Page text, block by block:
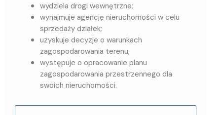
wydziela drogi wewnętrzne;
wynajmuje agencję nieruchomości w celu
sprzedaży działek;
uzyskuje decyzje o warunkach
zagospodarowania terenu;
występuje o opracowanie planu
zagospodarowania przestrzennego dla
swoich nieruchomości.